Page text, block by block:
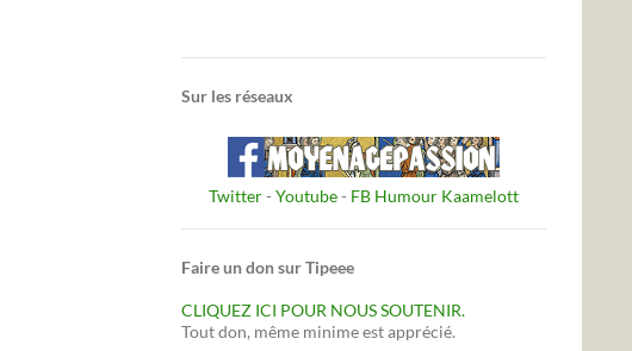
Sur les réseaux
Twitter- Youtube- FB Humour Kaamelott
Faire un don sur Tipeee
CLIQUEZ ICI POUR NOUS SOUTENIR.
Tout don, même minime est apprécié.